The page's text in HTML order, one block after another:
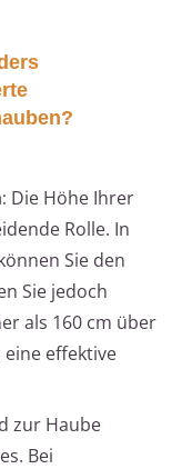
Die Höhe Ihrer
Rolle. In
Sie den
Sie jedoch
als 160 cm über
effektive
zur Haube
Bei